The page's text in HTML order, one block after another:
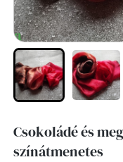
Csokoládé és
színátmenetes